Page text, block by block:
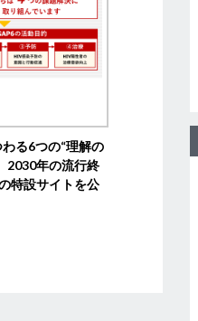
る6つの“理解の
年の流行終
特設サイトを公